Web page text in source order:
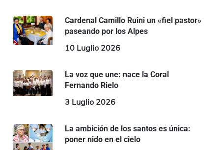
Cardenal Camillo Ruini un «fiel pastor»
paseando por los Alpes
10 Luglio 2026
La voz que une: nace la Coral
Fernando Rielo
3 Luglio 2026
La ambición de los santos es única:
poner nido en el cielo